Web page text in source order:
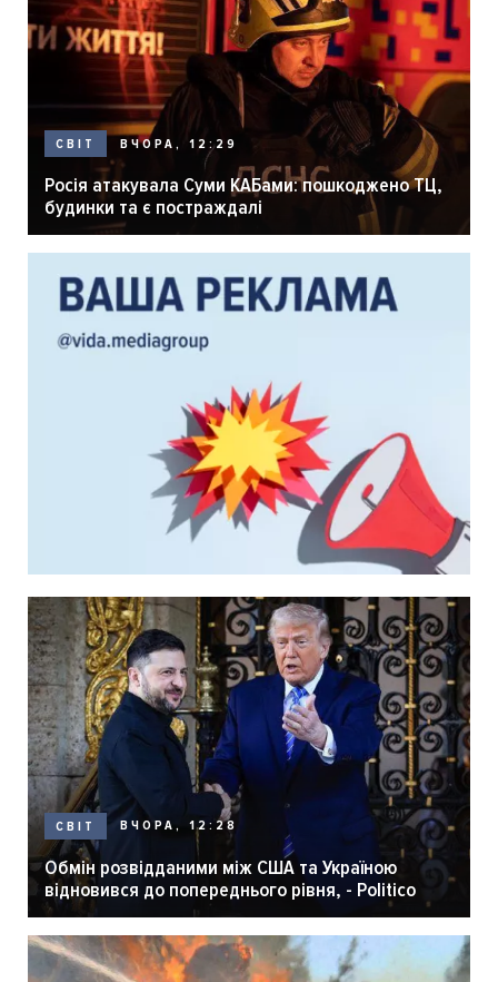
СВІТ ВЧОРА, 12:29
Росія атакувала Суми КАБами: пошкоджено ТЦ,
будинки та є постраждалі
СВІТ ВЧОРА, 12:28
Обмін розвідданими між США та Україною
відновився до попереднього рівня, - Politico